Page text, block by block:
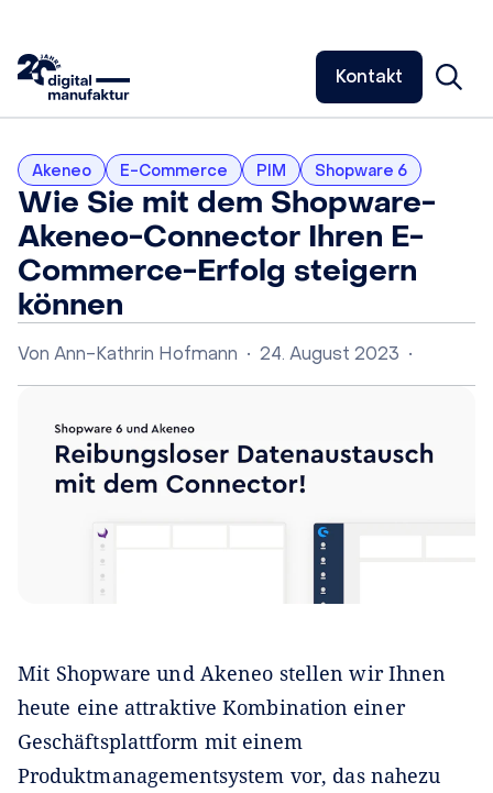
Kontakt
Akeneo E-Commerce PIM Shopware 6
Wie Sie mit dem Shopware-
Akeneo-Connector Ihren E-
Commerce-Erfolg steigern
können
Von Ann-Kathrin Hofmann • 24. August 2023 •
Mit Shopware und Akeneo stellen wir Ihnen
heute eine attraktive Kombination einer
Geschäftsplattform mit einem
Produktmanagementsystem vor, das nahezu